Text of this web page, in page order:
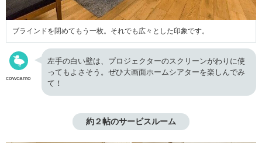
ブラインドを閉めてもう一枚。それでも広々とした印象です。
cowcamo
左手の白い壁は、プロジェクターのスクリーンがわりに使
ってもよさそう。ぜひ大画面ホームシアターを楽しんでみ
て！
約２帖のサービスルーム